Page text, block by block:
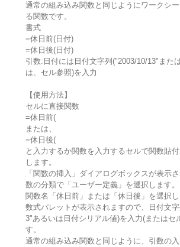
通常の組み込み関数と同じようにワークシ
る関数です。
書式
=休日前(日付)
=休日後(日付)
引数:日付には日付文字列("2003/10/13"また
は、セル参照)を入力
【使用方法】
セルに直接関数
=休日前(
または、
=休日後(
と入力するか関数を入力するセルで関数貼
します。
「関数の挿入」ダイアログボックスが表示
数の分類で「ユーザー定義」を選択します。
関数名「休日前」または「休日後」を選択し
数式パレットが表示されますので、日付文
3"あるいは日付シリアル値)を入力(またはセ
す。
通常の組み込み関数と同じように、引数の